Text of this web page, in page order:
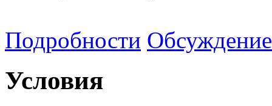
Подробности Обсуждение
Условия